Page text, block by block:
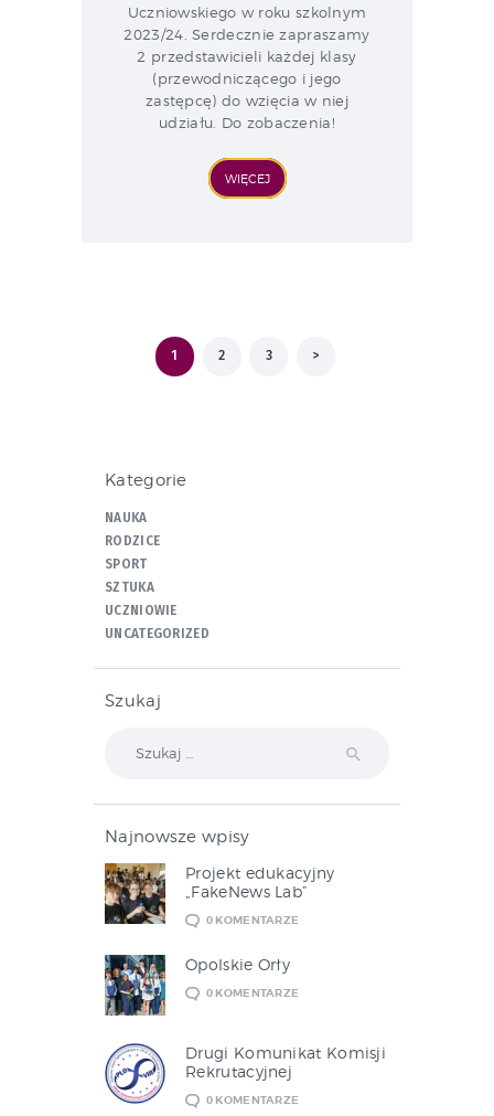
Uczniowskiego w roku szkolnym
2023/24. Serdecznie zapraszamy
2 przedstawicieli każdej klasy
(przewodniczącego i jego
zastępcę) do wzięcia w niej
udziału. Do zobaczenia!
WIĘCEJ
Stronicowanie
PAGE
1 PAGE
2 PAGE
3 >
Kategorie
NAUKA
RODZICE
SPORT
SZTUKA
UCZNIOWIE
UNCATEGORIZED
Szukaj
Najnowsze wpisy
Projekt edukacyjny
„FakeNews Lab”
0 KOMENTARZE
Opolskie Orły
0 KOMENTARZE
Drugi Komunikat Komisji
Rekrutacyjnej
0 KOMENTARZE